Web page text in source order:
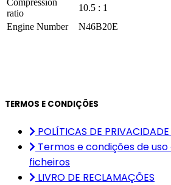
Compression
ratio
10.5 : 1
Engine Number
N46B20E
TERMOS E CONDIÇÕES
POLÍTICAS DE
Termos e condições de
ficheiros
LIVRO DE RECLAMAÇÕES